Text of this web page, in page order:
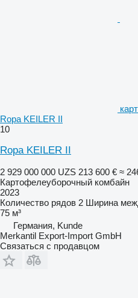
Ropa KEILER II
10
Ropa KEILER II
2 929 000 000 UZS 213 600 € ≈
Картофелеуборочный комбайн
2023
Количество рядов 2 Ширина
75 м³
Германия, Kunde
Merkantil Export-Import GmbH
Связаться с продавцом